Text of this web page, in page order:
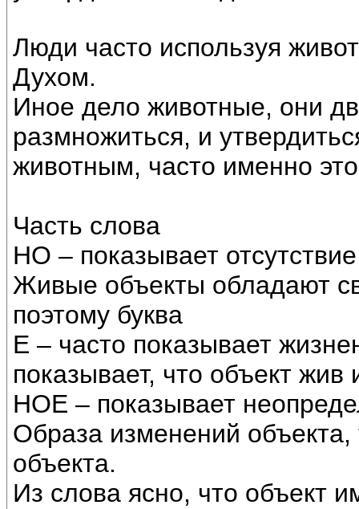
Люди часто используя
Духом.
Иное дело животные, они
размножиться, и
животным, часто именно
Часть слова
НО – показывает
Живые объекты обладают
поэтому буква
Е – часто показывает
показывает, что объект
НОЕ – показывает
Образа изменений объекта,
объекта.
Из слова ясно, что объект